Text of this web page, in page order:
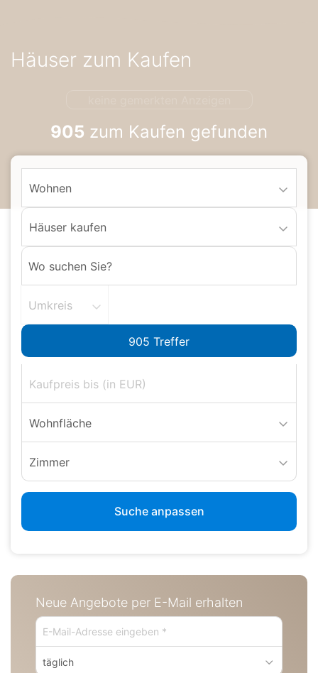
zur
Navigation
Häuser zum Kaufen
905 zum Kaufen gefunden
Wohnen
Häuser kaufen
Umkreis
Wohnfläche
Zimmer
Suche anpassen
Neue Angebote per E-Mail erhalten
täglich